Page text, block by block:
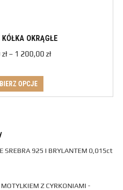
OKRĄGŁE
zł – 1 200,00 zł
OPCJE
SREBRA 925 I BRYLANTEM 0,015ct
Z CYRKONIAMI -